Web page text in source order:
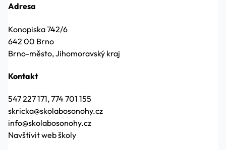
Adresa
Konopiska 742/6
642 00 Brno
Brno-město, Jihomoravský kraj
Kontakt
547 227 171, 774 701 155
skricka@skolabosonohy.cz
info@skolabosonohy.cz
Navštívit web školy